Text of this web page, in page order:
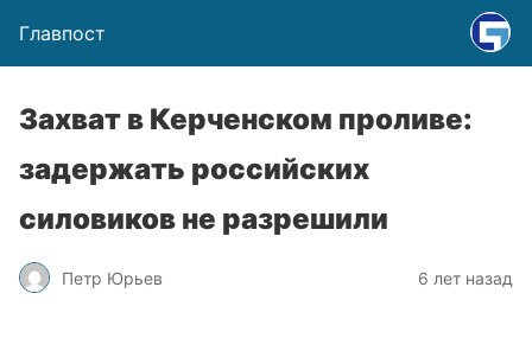
Главпост
Захват в Керченском проливе:
задержать российских
силовиков не разрешили
Петр Юрьев 6 лет назад